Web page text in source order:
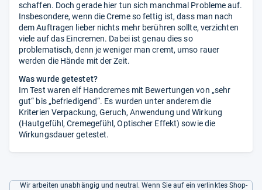
mit
den
schaffen. Doch gerade hier tun sich manchmal Probleme auf.
Insbesondere, wenn die Creme so fettig ist, dass man nach
dem Auftragen lieber nichts mehr berühren sollte, verzichten
viele auf das Eincremen. Dabei ist genau dies so
problematisch, denn je weniger man cremt, umso rauer
werden die Hände mit der Zeit.
Was wurde getestet?
Im Test waren elf Handcremes mit Bewertungen von „sehr
gut“ bis „befriedigend“. Es wurden unter anderem die
Kriterien Verpackung, Geruch, Anwendung und Wirkung
(Hautgefühl, Cremegefühl, Optischer Effekt) sowie die
Wirkungsdauer getestet.
Wir arbeiten unabhängig und neutral. Wenn Sie auf ein verlinktes Shop-